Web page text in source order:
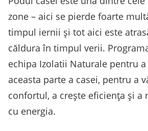
zone – aici se pierde foarte
timpul iernii și tot aici este
căldura în timpul verii.
echipa Izolatii Naturale pentru
aceasta parte a casei, pentru a
confortul, a crește eficiența și a
cu energia.